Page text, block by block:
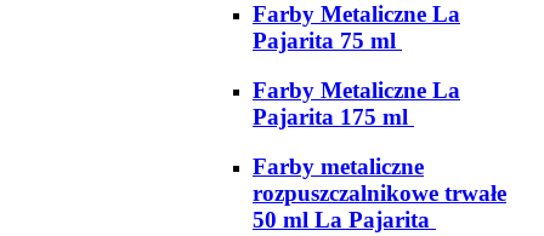
Farby Metaliczne La
Pajarita 75 ml
Farby Metaliczne La
Pajarita 175 ml
Farby metaliczne
rozpuszczalnikowe trwałe
50 ml La Pajarita